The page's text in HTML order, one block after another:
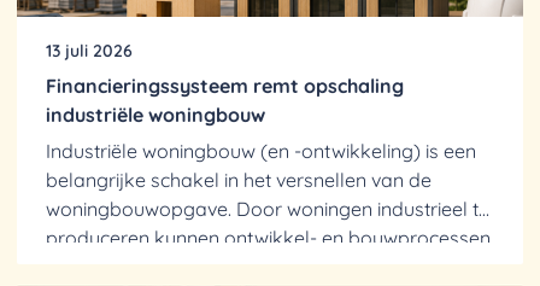
13 juli 2026
Financieringssysteem remt opschaling
industriële woningbouw
Industriële woningbouw (en -ontwikkeling) is een
belangrijke schakel in het versnellen van de
woningbouwopgave. Door woningen industrieel te
produceren kunnen ontwikkel- en bouwprocessen